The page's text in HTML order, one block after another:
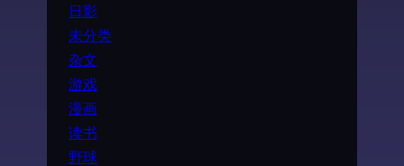
日影
未分类
杂文
游戏
漫画
读书
野球